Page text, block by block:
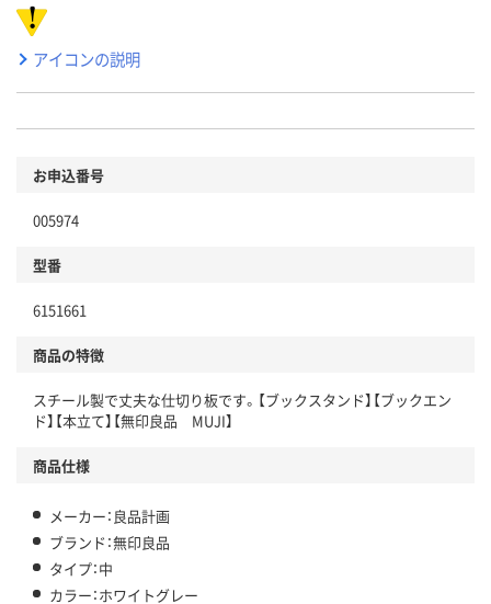
アイコンの説明
お申込番号
005974
型番
6151661
商品の特徴
スチール製で丈夫な仕切り板です。【ブックスタンド】【ブックエン
ド】【本立て】【無印良品 MUJI】
商品仕様
メーカー：良品計画
ブランド：無印良品
タイプ：中
カラー：ホワイトグレー